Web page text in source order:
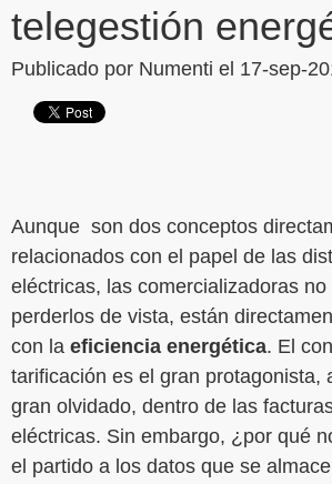
telegestión
Publicado por Numenti el 17-sep-
Aunque son dos conceptos
relacionados con el papel de las
eléctricas, las comercializadoras no
perderlos de vista, están
con la eficiencia energética. El
tarificación es el gran protagonista,
gran olvidado, dentro de las
eléctricas. Sin embargo, ¿por qué
el partido a los datos que se